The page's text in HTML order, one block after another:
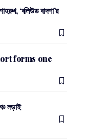
‘বলিউড বাদশা’র
forms one
লড়াই